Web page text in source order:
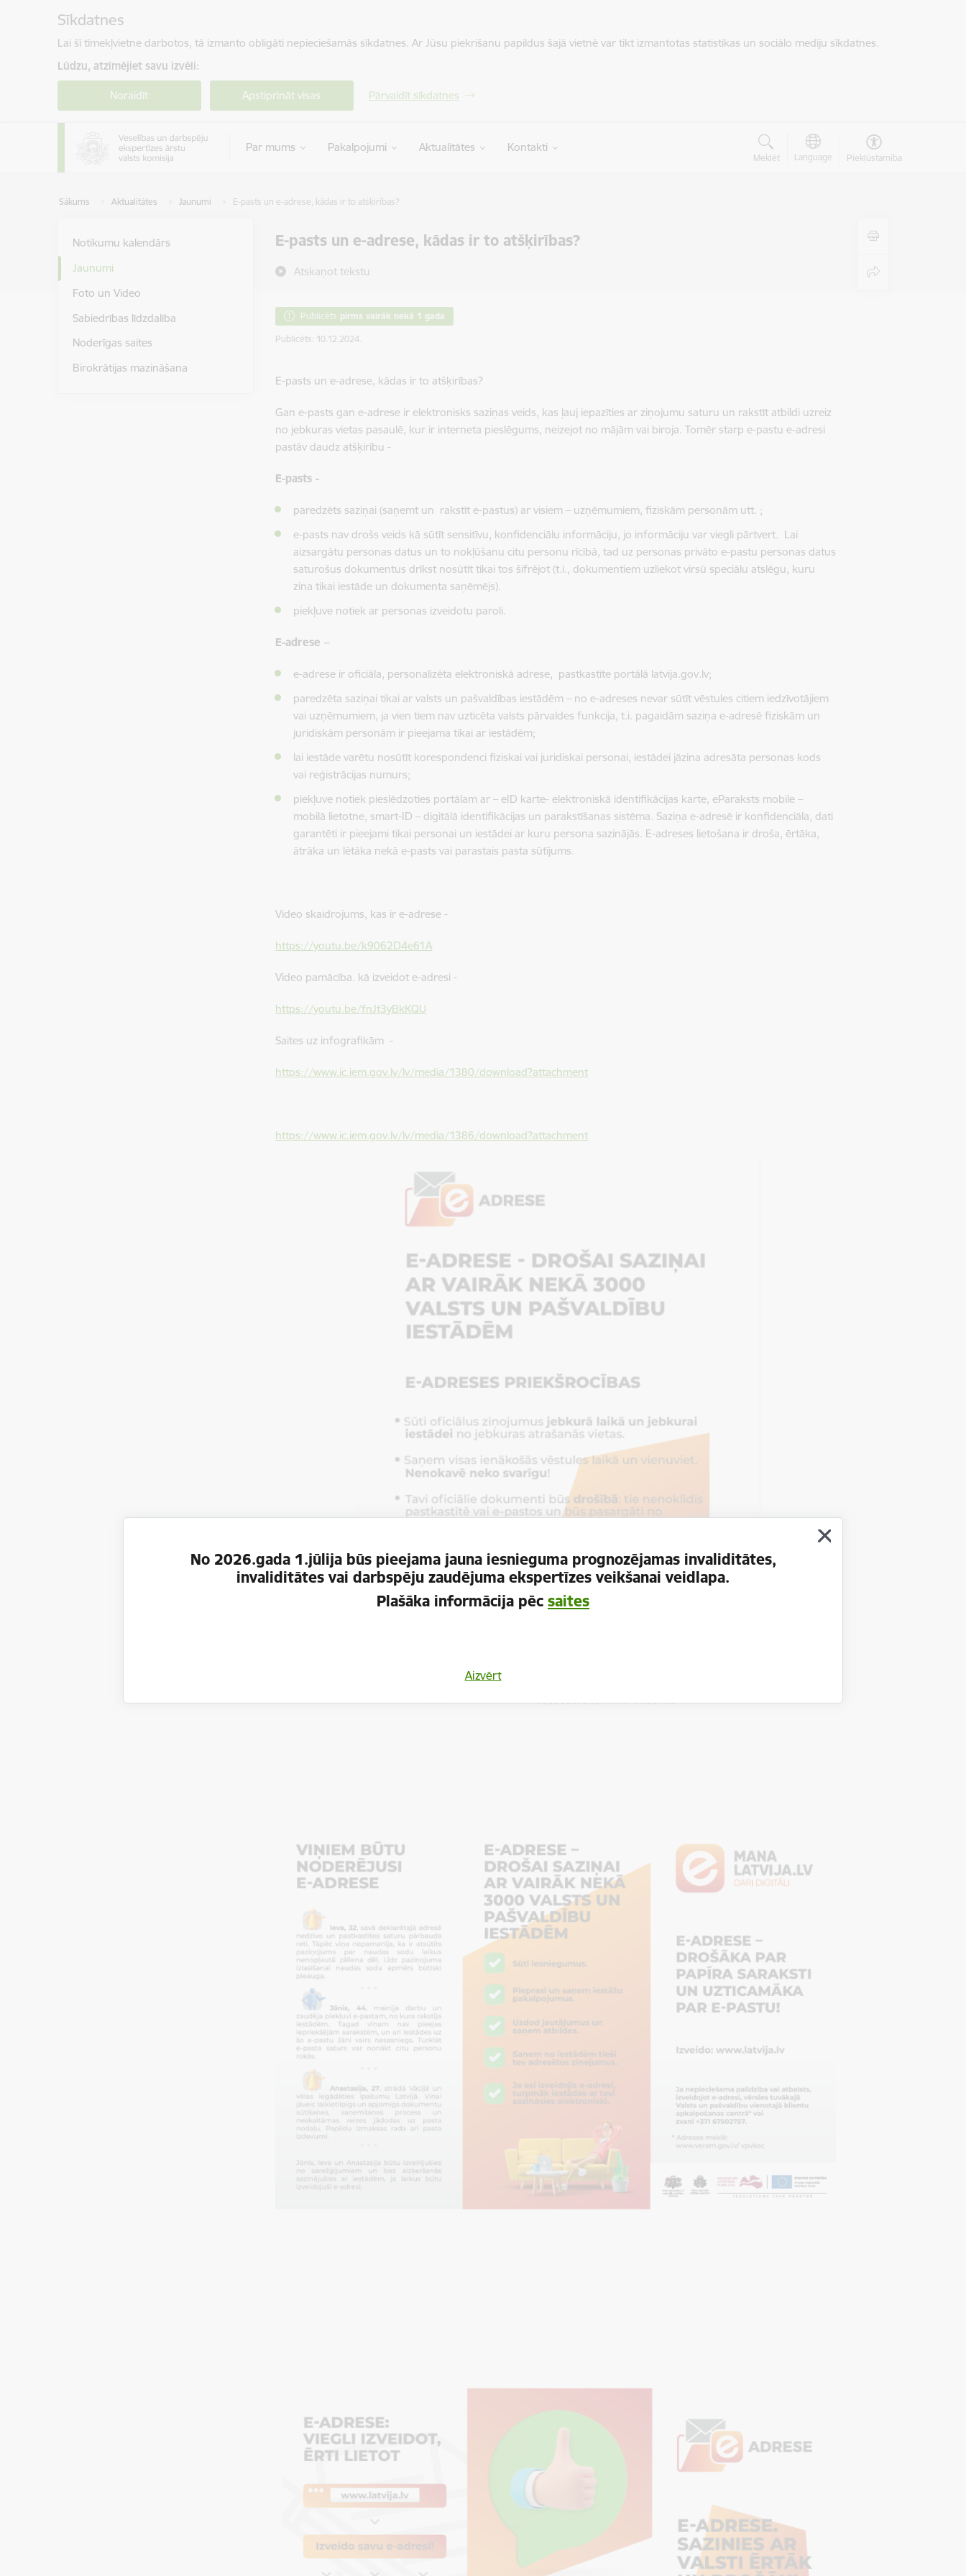
Sīkdatnes
Lai šī tīmekļvietne darbotos, tā izmanto obligāti nepieciešamās sīkdatnes. Ar Jūsu piekrišanu papildus šajā vietnē var tikt izmantotas statistikas un sociālo mediju sīkdatnes.
Lūdzu, atzīmējiet savu izvēli:
Noraidīt Apstiprināt visas Pārvaldīt sīkdatnes
Par mums Pakalpojumi Aktualitātes Kontakti
Meklēt Language Piekļūstamība
Sākums Aktualitātes Jaunumi E-pasts un e-adrese, kādas ir to atšķirības?
E-pasts un e-adrese, kādas ir to atšķirības?
Atskaņot tekstu
No 2026.gada 1.jūlija būs pieejama jauna iesnieguma prognozējamas invaliditātes,
invaliditātes vai darbspēju zaudējuma ekspertīzes veikšanai veidlapa.
Plašāka informācija pēc saites
Aizvērt
Notikumu kalendārs
Jaunumi
Foto un Video
Sabiedrības līdzdalība
Noderīgas saites
Birokrātijas mazināšana
Publicēts pirms vairāk nekā 1 gada
Publicēts: 10.12.2024.
E-pasts un e-adrese, kādas ir to atšķirības?
Gan e-pasts gan e-adrese ir elektronisks saziņas veids, kas ļauj iepazīties ar ziņojumu saturu un rakstīt atbildi uzreiz
no jebkuras vietas pasaulē, kur ir interneta pieslēgums, neizejot no mājām vai biroja. Tomēr starp e-pastu e-adresi
pastāv daudz atšķirību -
E-pasts -
paredzēts saziņai (saņemt un rakstīt e-pastus) ar visiem – uzņēmumiem, fiziskām personām utt. ;
e-pasts nav drošs veids kā sūtīt sensitīvu, konfidenciālu informāciju, jo informāciju var viegli pārtvert. Lai
aizsargātu personas datus un to nokļūšanu citu personu rīcībā, tad uz personas privāto e-pastu personas datus
saturošus dokumentus drīkst nosūtīt tikai tos šifrējot (t.i., dokumentiem uzliekot virsū speciālu atslēgu, kuru
zina tikai iestāde un dokumenta saņēmējs).
piekļuve notiek ar personas izveidotu paroli.
E-adrese –
e-adrese ir oficiāla, personalizēta elektroniskā adrese, pastkastīte portālā latvija.gov.lv;
paredzēta saziņai tikai ar valsts un pašvaldības iestādēm – no e-adreses nevar sūtīt vēstules citiem iedzīvotājiem
vai uzņēmumiem, ja vien tiem nav uzticēta valsts pārvaldes funkcija, t.i. pagaidām saziņa e-adresē fiziskām un
juridiskām personām ir pieejama tikai ar iestādēm;
lai iestāde varētu nosūtīt korespondenci fiziskai vai juridiskai personai, iestādei jāzina adresāta personas kods
vai reģistrācijas numurs;
piekļuve notiek pieslēdzoties portālam ar – eID karte- elektroniskā identifikācijas karte, eParaksts mobile –
mobilā lietotne, smart-ID – digitālā identifikācijas un parakstīšanas sistēma. Saziņa e-adresē ir konfidenciāla, dati
garantēti ir pieejami tikai personai un iestādei ar kuru persona sazinājās. E-adreses lietošana ir droša, ērtāka,
ātrāka un lētāka nekā e-pasts vai parastais pasta sūtījums.
Video skaidrojums, kas ir e-adrese -
https://youtu.be/k9062D4e61A
Video pamācība. kā izveidot e-adresi -
https://youtu.be/fnJt3yBkKQU
Saites uz infografikām -
https://www.ic.iem.gov.lv/lv/media/1380/download?attachment
https://www.ic.iem.gov.lv/lv/media/1386/download?attachment